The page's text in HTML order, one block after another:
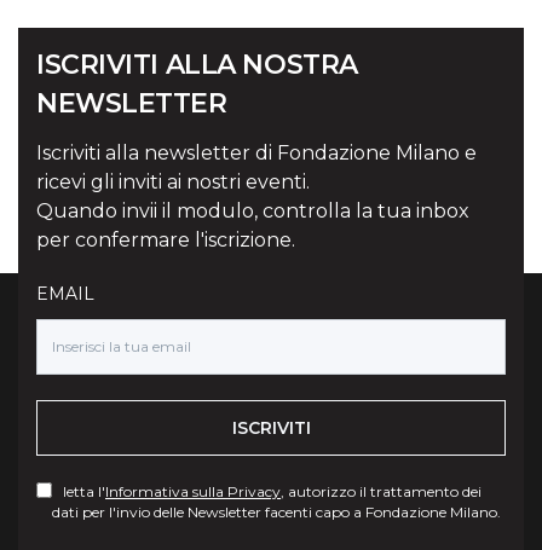
ISCRIVITI ALLA NOSTRA
NEWSLETTER
Iscriviti alla newsletter di Fondazione Milano e
ricevi gli inviti ai nostri eventi.
Quando invii il modulo, controlla la tua inbox
per confermare l'iscrizione.
EMAIL
ISCRIVITI
letta l'Informativa sulla Privacy , autorizzo il trattamento dei
dati per l'invio delle Newsletter facenti capo a Fondazione Milano.